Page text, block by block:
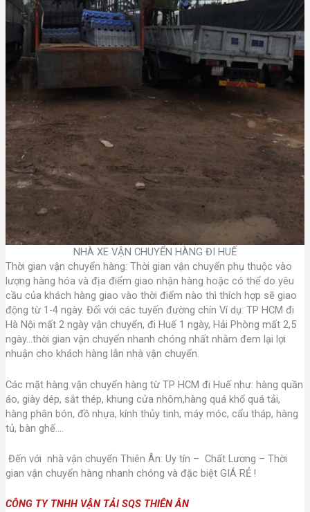
NHÀ XE VẬN CHUYỂN HÀNG ĐI HUẾ
Thời gian vận chuyển hàng: Thời gian vận chuyển phụ thuộc vào
lượng hàng hóa và địa điểm giao nhận hàng hoặc có thể do yêu
cầu của khách hàng giao vào thời điểm nào thì thích hợp sẽ giao
động từ 1-4 ngày. Đối với các tuyến đường chín Ví dụ: TP HCM đi
Hà Nội mất 2 ngày vận chuyển, đi Huế 1 ngày, Hải Phòng mất 2,5
ngày…thời gian vận chuyển nhanh chóng nhất nhằm đem lại lợi
nhuận cho khách hàng lẫn nhà vận chuyển.
Các mặt hàng vận chuyển hàng từ TP HCM đi Huế như: hàng quần
áo, giày dép, sắt thép, khung cửa nhôm,hàng quá khổ quá tải,
hàng phân bón, đồ nhựa, kính thủy tinh, máy móc, cẩu tháp, hàng
tủ, bàn ghế….
Đến với nhà vận chuyển Thiên Ân: Uy tín – Chất Lương – Thời
gian vận chuyển hàng nhanh chóng và đặc biệt GIÁ RẺ !
CÔNG TY TNHH VẬN TẢI SQS THIÊN ÂN